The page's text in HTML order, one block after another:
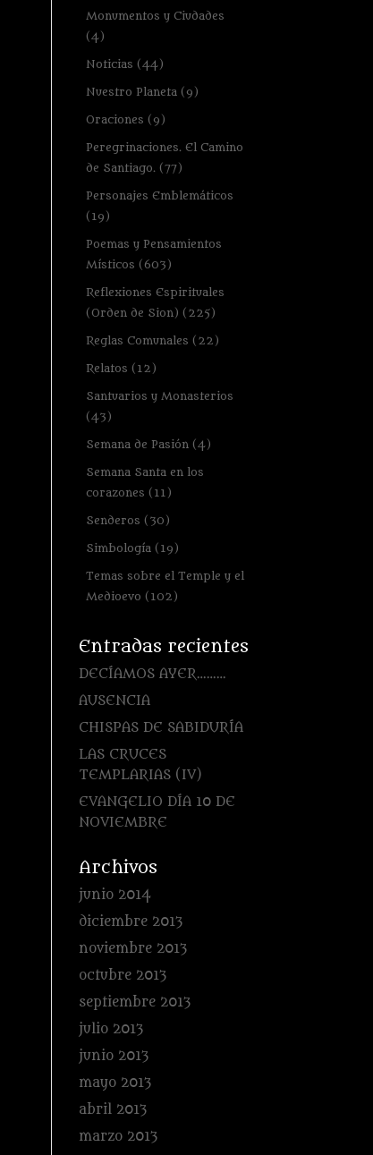
Monumentos y Ciudades
(4)
Noticias (44)
Nuestro Planeta (9)
Oraciones (9)
Peregrinaciones. El Camino
de Santiago. (77)
Personajes Emblemáticos
(19)
Poemas y Pensamientos
Místicos (603)
Reflexiones Espirituales
(Orden de Sion) (225)
Reglas Comunales (22)
Relatos (12)
Santuarios y Monasterios
(43)
Semana de Pasión (4)
Semana Santa en los
corazones (11)
Senderos (30)
Simbología (19)
Temas sobre el Temple y el
Medioevo (102)
Entradas recientes
DECÍAMOS AYER………
AUSENCIA
CHISPAS DE SABIDURÍA
LAS CRUCES
TEMPLARIAS (IV)
EVANGELIO DÍA 10 DE
NOVIEMBRE
Archivos
junio 2014
diciembre 2013
noviembre 2013
octubre 2013
septiembre 2013
julio 2013
junio 2013
mayo 2013
abril 2013
marzo 2013